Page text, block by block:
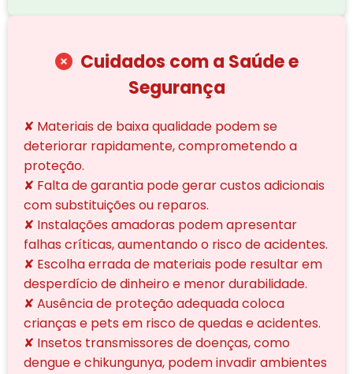
Cuidados com a Saúde e
Segurança
✘ Materiais de baixa qualidade podem se
deteriorar rapidamente, comprometendo a
proteção.
✘ Falta de garantia pode gerar custos adicionais
com substituições ou reparos.
✘ Instalações amadoras podem apresentar
falhas críticas, aumentando o risco de acidentes.
✘ Escolha errada de materiais pode resultar em
desperdício de dinheiro e menor durabilidade.
✘ Ausência de proteção adequada coloca
crianças e pets em risco de quedas e acidentes.
✘ Insetos transmissores de doenças, como
dengue e chikungunya, podem invadir ambientes